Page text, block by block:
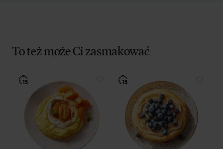
To też może Ci zasmakować